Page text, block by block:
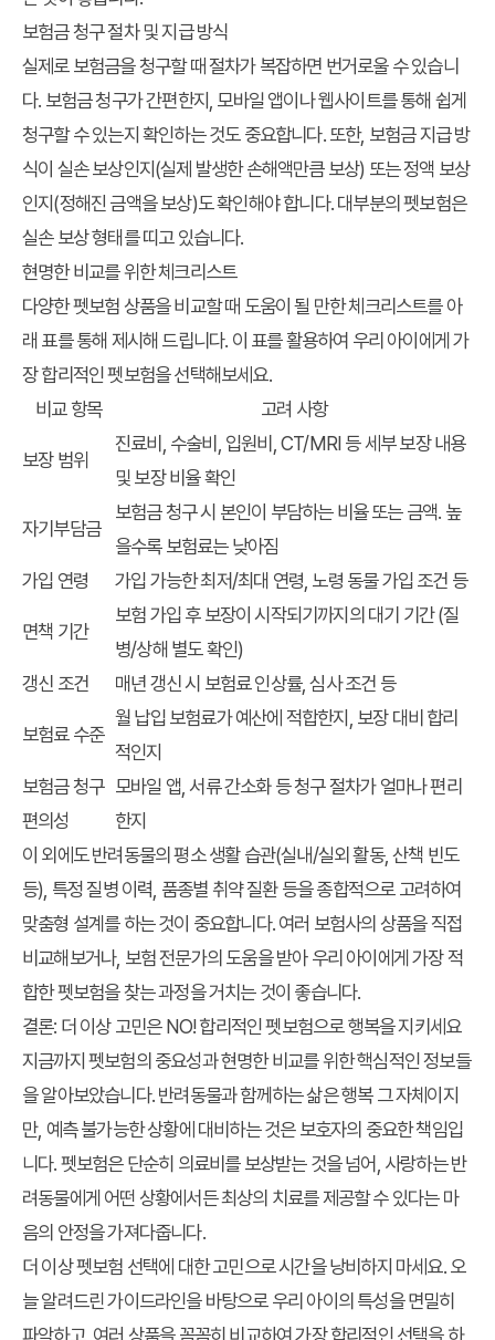
보험금 청구 절차 및 지급 방식
실제로 보험금을 청구할 때 절차가 복잡하면 번거로울 수 있습니
다. 보험금 청구가 간편한지, 모바일 앱이나 웹사이트를 통해 쉽게
청구할 수 있는지 확인하는 것도 중요합니다. 또한, 보험금 지급 방
식이 실손 보상인지(실제 발생한 손해액만큼 보상) 또는 정액 보상
인지(정해진 금액을 보상)도 확인해야 합니다. 대부분의 펫보험은
실손 보상 형태를 띠고 있습니다.
현명한 비교를 위한 체크리스트
다양한 펫보험 상품을 비교할 때 도움이 될 만한 체크리스트를 아
래 표를 통해 제시해 드립니다. 이 표를 활용하여 우리 아이에게 가
장 합리적인 펫보험을 선택해보세요.
비교 항목
고려 사항
보장 범위
진료비, 수술비, 입원비, CT/MRI 등 세부 보장 내용
및 보장 비율 확인
자기부담금
보험금 청구 시 본인이 부담하는 비율 또는 금액. 높
을수록 보험료는 낮아짐
가입 연령
가입 가능한 최저/최대 연령, 노령 동물 가입 조건 등
면책 기간
보험 가입 후 보장이 시작되기까지의 대기 기간 (질
병/상해 별도 확인)
갱신 조건
매년 갱신 시 보험료 인상률, 심사 조건 등
보험료 수준
월 납입 보험료가 예산에 적합한지, 보장 대비 합리
적인지
보험금 청구
편의성
모바일 앱, 서류 간소화 등 청구 절차가 얼마나 편리
한지
이 외에도 반려동물의 평소 생활 습관(실내/실외 활동, 산책 빈도
등), 특정 질병 이력, 품종별 취약 질환 등을 종합적으로 고려하여
맞춤형 설계를 하는 것이 중요합니다. 여러 보험사의 상품을 직접
비교해보거나, 보험 전문가의 도움을 받아 우리 아이에게 가장 적
합한 펫보험을 찾는 과정을 거치는 것이 좋습니다.
결론: 더 이상 고민은 NO! 합리적인 펫보험으로 행복을 지키세요
지금까지 펫보험의 중요성과 현명한 비교를 위한 핵심적인 정보들
을 알아보았습니다. 반려동물과 함께하는 삶은 행복 그 자체이지
만, 예측 불가능한 상황에 대비하는 것은 보호자의 중요한 책임입
니다. 펫보험은 단순히 의료비를 보상받는 것을 넘어, 사랑하는 반
려동물에게 어떤 상황에서든 최상의 치료를 제공할 수 있다는 마
음의 안정을 가져다줍니다.
더 이상 펫보험 선택에 대한 고민으로 시간을 낭비하지 마세요. 오
늘 알려드린 가이드라인을 바탕으로 우리 아이의 특성을 면밀히
파악하고, 여러 상품을 꼼꼼히 비교하여 가장 합리적인 선택을 하